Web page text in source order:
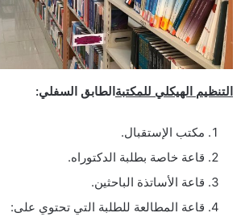
التنظيم الهيكلي للمكتبةالطابق السفلي:
مكتب الإستقبال.
قاعة خاصة بطلبة الدكتوراه.
قاعة الأساتذة الباحثين.
قاعة المطالعة للطلبة التي تحتوي على: